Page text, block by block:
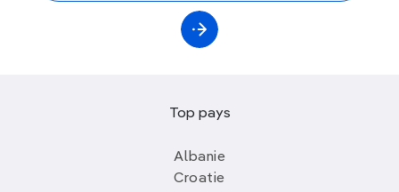
Top pays
Albanie
Croatie